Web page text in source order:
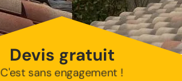
Devis gratuit
C'est sans engagement !